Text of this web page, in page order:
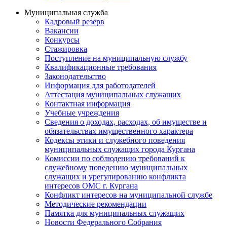
Муниципальная служба
Кадровый резерв
Вакансии
Конкурсы
Стажировка
Поступление на муниципальную службу
Квалификационные требования
Законодательство
Информация для работодателей
Аттестация муниципальных служащих
Контактная информация
Учебные учреждения
Сведения о доходах, расходах, об имуществе и
обязательствах имущественного характера
Кодексы этики и служебного поведения
муниципальных служащих города Кургана
Комиссии по соблюдению требований к
служебному поведению муниципальных
служащих и урегулированию конфликта
интересов ОМС г. Кургана
Конфликт интересов на муниципальной службе
Методические рекомендации
Памятка для муниципальных служащих
Новости Федерального Cобрания